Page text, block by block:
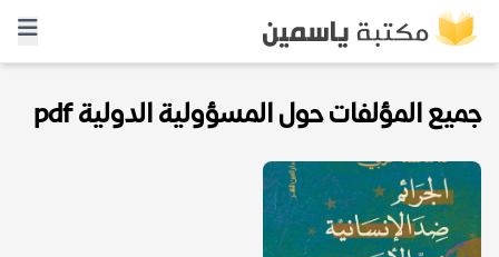
جميع المؤلفات حول المسؤولية الدولية pdf